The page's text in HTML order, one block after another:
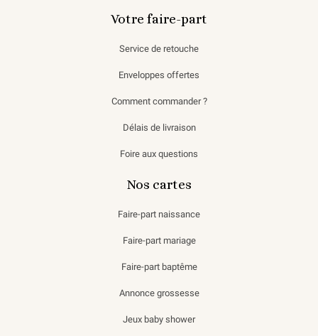
Votre faire-part
Service de retouche
Enveloppes offertes
Comment commander ?
Délais de livraison
Foire aux questions
Nos cartes
Faire-part naissance
Faire-part mariage
Faire-part baptême
Annonce grossesse
Jeux baby shower